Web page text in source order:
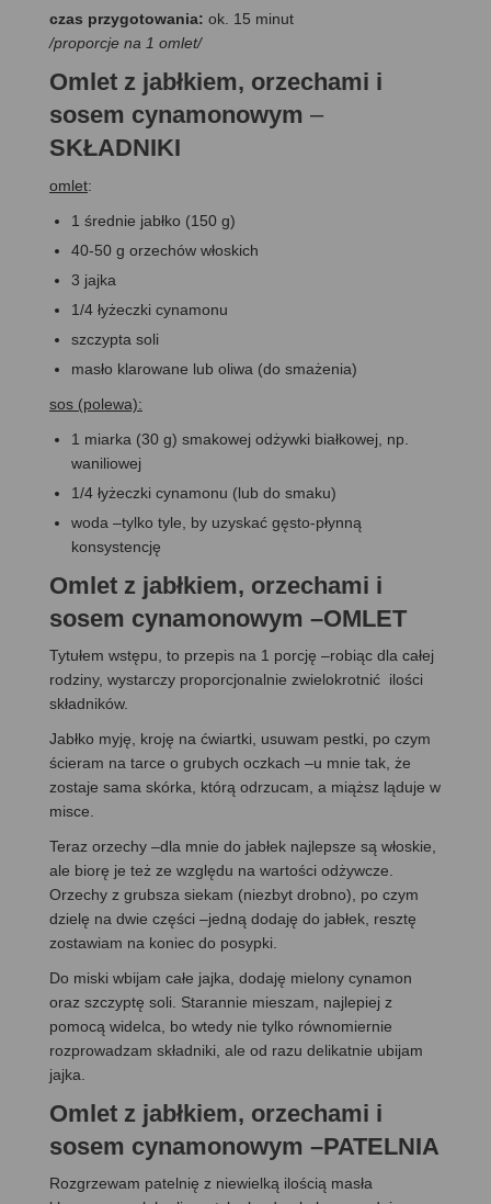
czas przygotowania: ok. 15 minut
/proporcje na 1 omlet/
Omlet z jabłkiem, orzechami i
sosem cynamonowym –
SKŁADNIKI
omlet:
1 średnie jabłko (150 g)
40-50 g orzechów włoskich
3 jajka
1/4 łyżeczki cynamonu
szczypta soli
masło klarowane lub oliwa (do smażenia)
sos (polewa):
1 miarka (30 g) smakowej odżywki białkowej, np.
waniliowej
1/4 łyżeczki cynamonu (lub do smaku)
woda –tylko tyle, by uzyskać gęsto-płynną
konsystencję
Omlet z jabłkiem, orzechami i
sosem cynamonowym –OMLET
Tytułem wstępu, to przepis na 1 porcję –robiąc dla całej
rodziny, wystarczy proporcjonalnie zwielokrotnić ilości
składników.
Jabłko myję, kroję na ćwiartki, usuwam pestki, po czym
ścieram na tarce o grubych oczkach –u mnie tak, że
zostaje sama skórka, którą odrzucam, a miąższ ląduje w
misce.
Teraz orzechy –dla mnie do jabłek najlepsze są włoskie,
ale biorę je też ze względu na wartości odżywcze.
Orzechy z grubsza siekam (niezbyt drobno), po czym
dzielę na dwie części –jedną dodaję do jabłek, resztę
zostawiam na koniec do posypki.
Do miski wbijam całe jajka, dodaję mielony cynamon
oraz szczyptę soli. Starannie mieszam, najlepiej z
pomocą widelca, bo wtedy nie tylko równomiernie
rozprowadzam składniki, ale od razu delikatnie ubijam
jajka.
Omlet z jabłkiem, orzechami i
sosem cynamonowym –PATELNIA
Rozgrzewam patelnię z niewielką ilością masła